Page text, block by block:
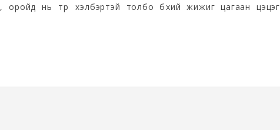
нь түрүү хэлбэртэй толбо бүхий жижиг цагаан цэцэг